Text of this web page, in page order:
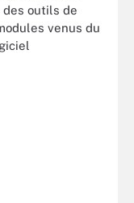
des outils de
venus du